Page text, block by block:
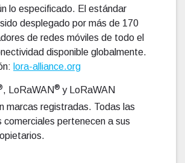
lo especificado. El estándar
sido desplegado por más de 170
de redes móviles de todo el
disponible globalmente.
lora-alliance.org
, LoRaWAN® y LoRaWAN
marcas registradas. Todas las
comerciales pertenecen a sus